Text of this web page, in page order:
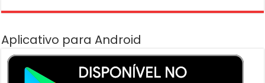
Aplicativo para Android